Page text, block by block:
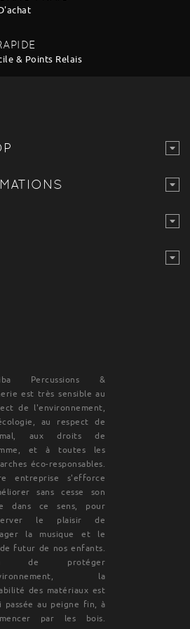
& Points Relais
Percussions &
est très sensible au
de l'environnement,
au respect de
aux droits de
et à toutes les
éco-responsables.
entreprise s'efforce
sans cesse son
dans ce sens, pour
le plaisir de
la musique et le
futur de nos enfants.
de protéger
la
des matériaux est
passée au peigne fin, à
par les bois.